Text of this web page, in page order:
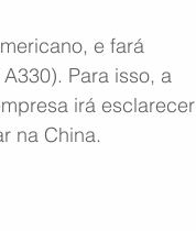
e fará
Para isso, a
irá esclarecer
na China.